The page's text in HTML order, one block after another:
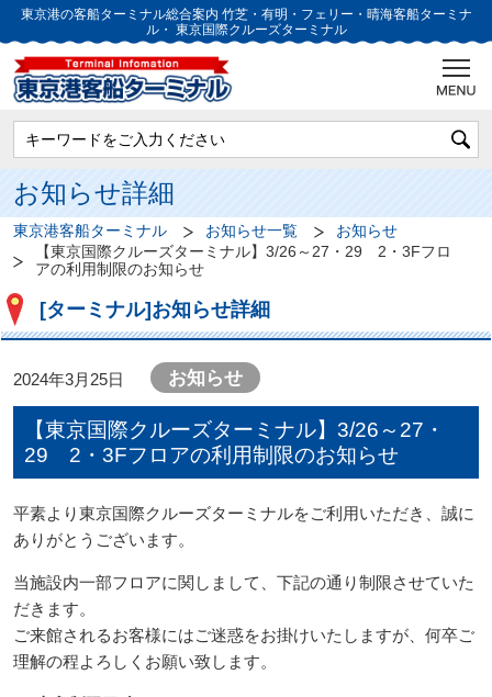
東京港の客船ターミナル総合案内 竹芝・有明・フェリー・晴海客船ターミナ
ル・ 東京国際クルーズターミナル
お知らせ詳細
東京港客船ターミナル お知らせ一覧
お知らせ
【東京国際クルーズターミナル】3/26～27・29 2・3Fフロ
アの利用制限のお知らせ
[ターミナル]お知らせ詳細
2024年3月25日 お知らせ
【東京国際クルーズターミナル】3/26～27・
29 2・3Fフロアの利用制限のお知らせ
平素より東京国際クルーズターミナルをご利用いただき、誠に
ありがとうございます。
当施設内一部フロアに関しまして、下記の通り制限させていた
だきます。
ご来館されるお客様にはご迷惑をお掛けいたしますが、何卒ご
理解の程よろしくお願い致します。